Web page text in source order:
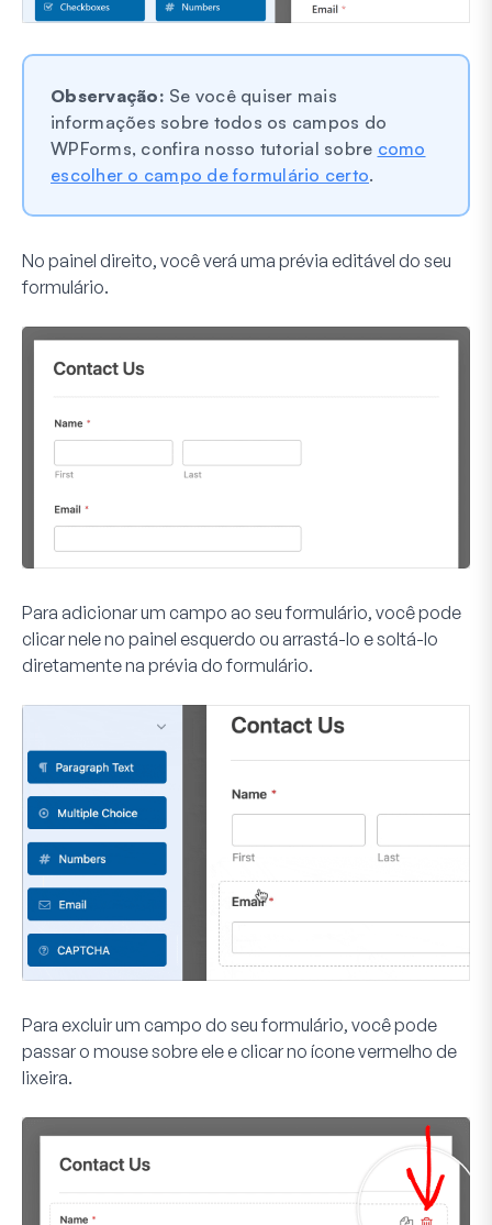
Observação: Se você quiser mais
informações sobre todos os campos do
WPForms, confira nosso tutorial sobre como
escolher o campo de formulário certo.
No painel direito, você verá uma prévia editável do seu
formulário.
Para adicionar um campo ao seu formulário, você pode
clicar nele no painel esquerdo ou arrastá-lo e soltá-lo
diretamente na prévia do formulário.
Para excluir um campo do seu formulário, você pode
passar o mouse sobre ele e clicar no ícone vermelho de
lixeira.